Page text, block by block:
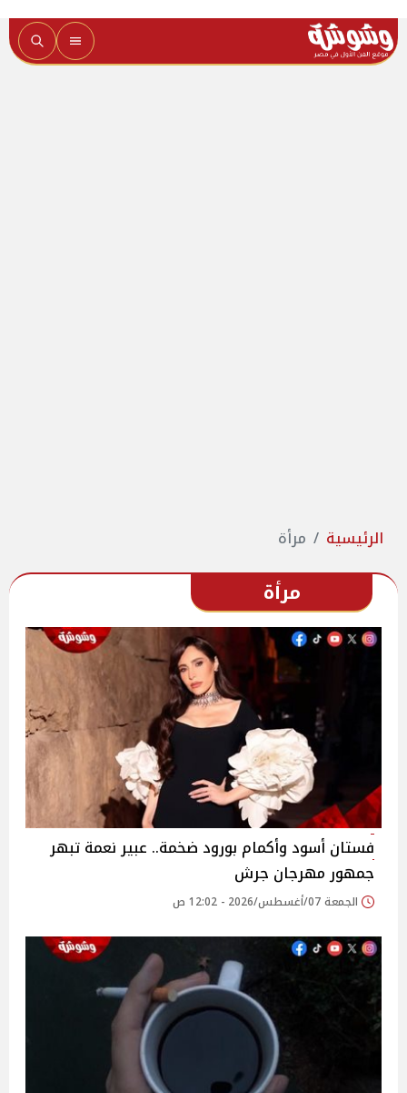
الرئيسية مرأة
مرأة
فستان أسود وأكمام بورود ضخمة.. عبير نعمة تبهر
جمهور مهرجان جرش
الجمعة 07/أغسطس/2026 - 12:02 ص